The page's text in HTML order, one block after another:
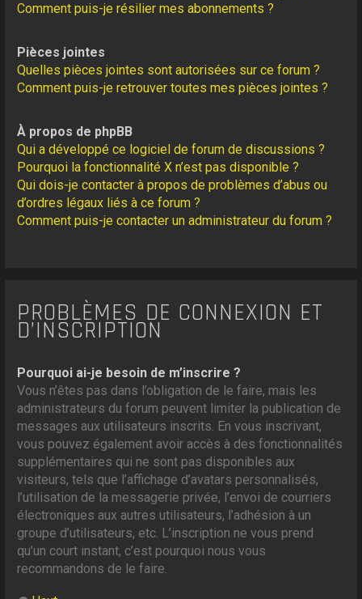
Comment puis-je résilier mes abonnements ?
Pièces jointes
Quelles pièces jointes sont autorisées sur ce forum ?
Comment puis-je retrouver toutes mes pièces jointes ?
À propos de phpBB
Qui a développé ce logiciel de forum de discussions ?
Pourquoi la fonctionnalité X n’est pas disponible ?
Qui dois-je contacter à propos de problèmes d’abus ou
d’ordres légaux liés à ce forum ?
Comment puis-je contacter un administrateur du forum ?
PROBLÈMES DE CONNEXION ET
D’INSCRIPTION
Pourquoi ai-je besoin de m’inscrire ?
Vous n’êtes pas dans l’obligation de le faire, mais les
administrateurs du forum peuvent limiter la publication de
messages aux utilisateurs inscrits. En vous inscrivant,
vous pouvez également avoir accès à des fonctionnalités
supplémentaires qui ne sont pas disponibles aux
visiteurs, tels que l’affichage d’avatars personnalisés,
l’utilisation de la messagerie privée, l’envoi de courriers
électroniques aux autres utilisateurs, l’adhésion à un
groupe d’utilisateurs, etc. L’inscription ne vous prend
qu’un court instant, c’est pourquoi nous vous
recommandons de le faire.